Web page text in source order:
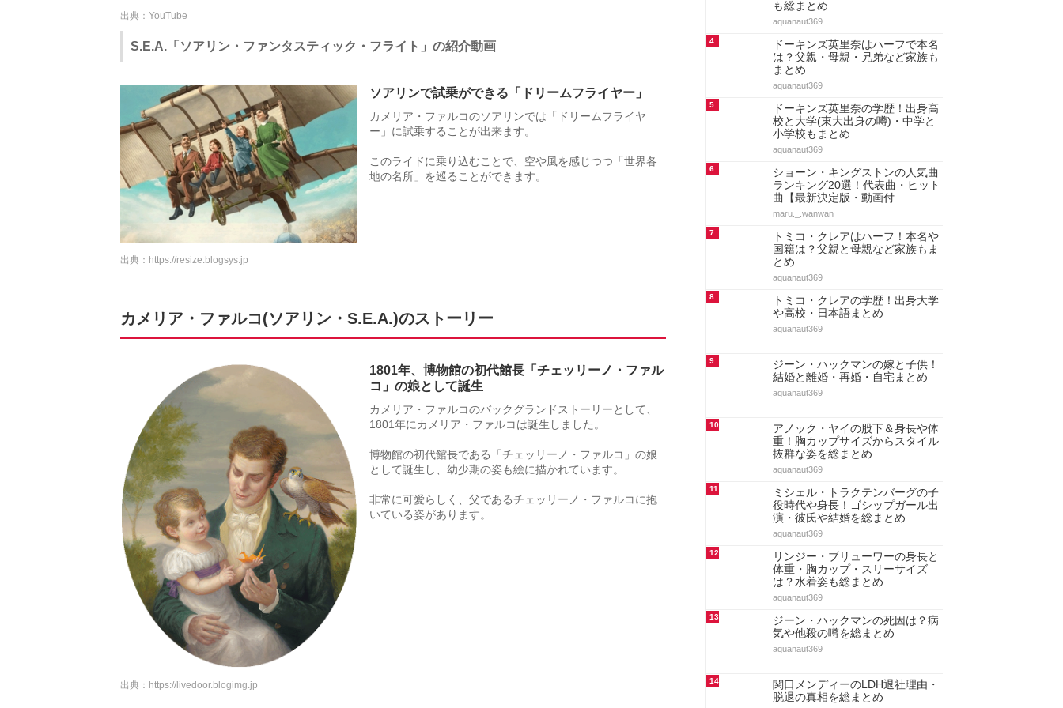
出典：YouTube
S.E.A.「ソアリン・ファンタスティック・フライト」の紹介動画
ソアリンで試乗ができる「ドリームフライヤー」
カメリア・ファルコのソアリンでは「ドリームフライヤ
ー」に試乗することが出来ます。
このライドに乗り込むことで、空や風を感じつつ「世界各
地の名所」を巡ることができます。
出典： https://resize.blogsys.jp
カメリア・ファルコ(ソアリン・S.E.A.)のストーリー
1801年、博物館の初代館長「チェッリーノ・ファル
コ」の娘として誕生
カメリア・ファルコのバックグランドストーリーとして、
1801年にカメリア・ファルコは誕生しました。
博物館の初代館長である「チェッリーノ・ファルコ」の娘
として誕生し、幼少期の姿も絵に描かれています。
非常に可愛らしく、父であるチェッリーノ・ファルコに抱
いている姿があります。
出典： https://livedoor.blogimg.jp
も総まとめ
aquanaut369
4
ドーキンズ英里奈はハーフで本名
は？父親・母親・兄弟など家族も
まとめ
aquanaut369
5
ドーキンズ英里奈の学歴！出身高
校と大学(東大出身の噂)・中学と
小学校もまとめ
aquanaut369
6
ショーン・キングストンの人気曲
ランキング20選！代表曲・ヒット
曲【最新決定版・動画付…
maru._.wanwan
7
トミコ・クレアはハーフ！本名や
国籍は？父親と母親など家族もま
とめ
aquanaut369
8
トミコ・クレアの学歴！出身大学
や高校・日本語まとめ
aquanaut369
9
ジーン・ハックマンの嫁と子供！
結婚と離婚・再婚・自宅まとめ
aquanaut369
10
アノック・ヤイの股下＆身長や体
重！胸カップサイズからスタイル
抜群な姿を総まとめ
aquanaut369
11
ミシェル・トラクテンバーグの子
役時代や身長！ゴシップガール出
演・彼氏や結婚を総まとめ
aquanaut369
12
リンジー・ブリューワーの身長と
体重・胸カップ・スリーサイズ
は？水着姿も総まとめ
aquanaut369
13
ジーン・ハックマンの死因は？病
気や他殺の噂を総まとめ
aquanaut369
14
関口メンディーのLDH退社理由・
脱退の真相を総まとめ